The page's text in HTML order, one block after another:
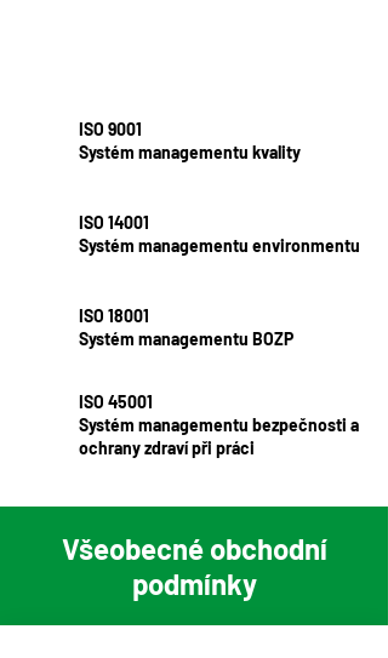
ISO 9001
Systém managementu kvality
ISO 14001
Systém managementu environmentu
ISO 18001
Systém managementu BOZP
ISO 45001
Systém managementu bezpečnosti a
ochrany zdraví při práci
Všeobecné obchodní
podmínky